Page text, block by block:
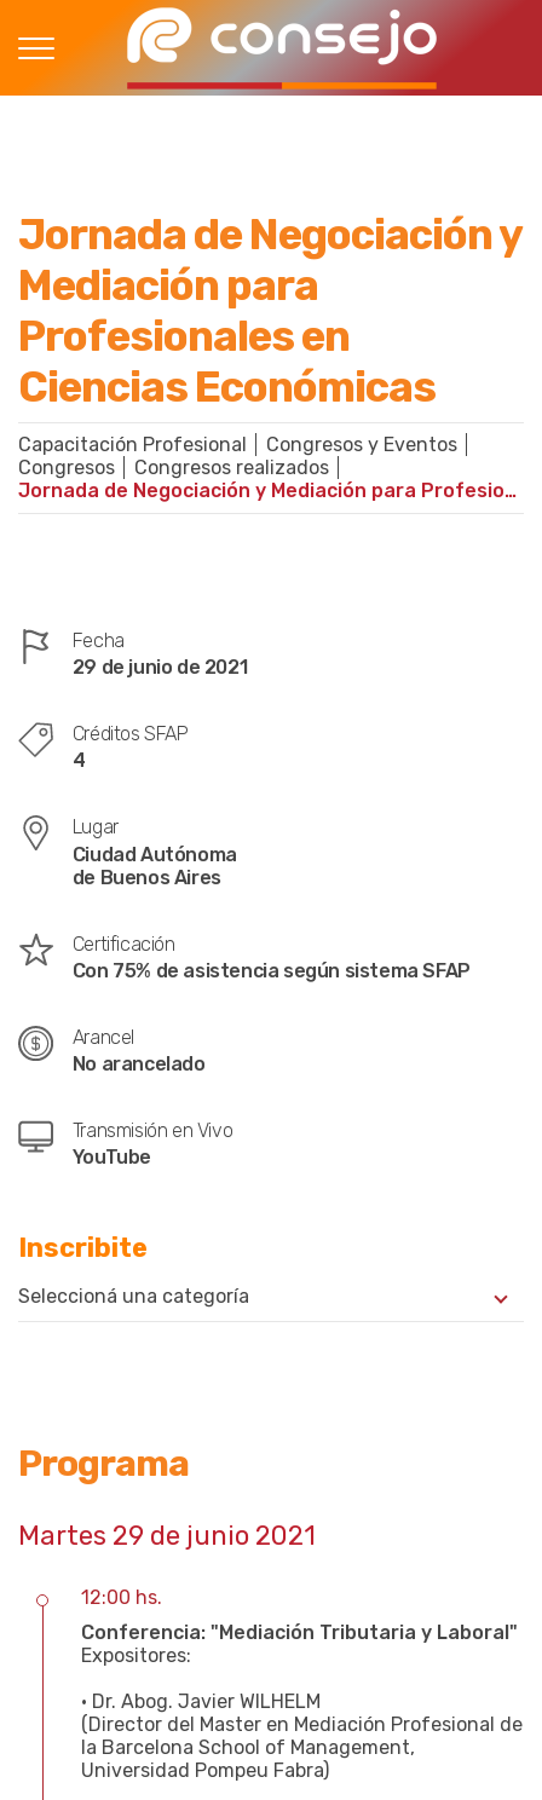
Jornada de Negociación y
Mediación para
Profesionales en
Ciencias Económicas
Capacitación Profesional
Congresos y Eventos
Congresos
Congresos realizados
Jornada de Negociación y Mediación para Profesionales en Ciencias Económicas
Fecha
29 de junio de 2021
Créditos SFAP
4
Lugar
Ciudad Autónoma
de Buenos Aires
Certificación
Con 75% de asistencia según sistema SFAP
Arancel
No arancelado
Transmisión en Vivo
YouTube
Inscribite
Seleccioná una categoría
Programa
Martes 29 de junio 2021
12:00 hs.
Conferencia: "Mediación Tributaria y Laboral"
Expositores:
• Dr. Abog. Javier WILHELM
(Director del Master en Mediación Profesional de
la Barcelona School of Management,
Universidad Pompeu Fabra)